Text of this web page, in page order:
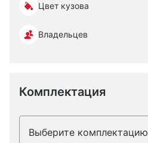
Цвет кузова
Владельцев
Комплектация
Выберите комплектацию